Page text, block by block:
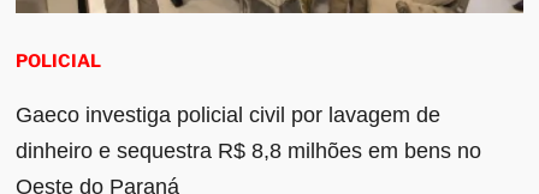
POLICIAL
Gaeco investiga policial civil por lavagem de
dinheiro e sequestra R$ 8,8 milhões em bens no
Oeste do Paraná